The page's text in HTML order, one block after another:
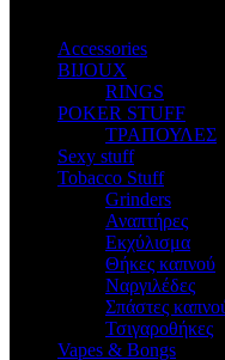
Accessories
BIJOUX
RINGS
POKER STUFF
ΤΡΑΠΟΥΛΕΣ
Sexy stuff
Tobacco Stuff
Grinders
Αναπτήρες
Εκχύλισμα
Θήκες καπνού
Ναργιλέδες
Σπάστες
Τσιγαροθήκες
Vapes & Bongs